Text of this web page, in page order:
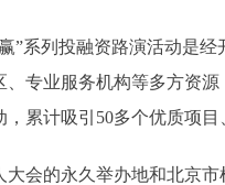
列投融资路演活动是经
、专业服务机构等多方资
累计吸引50多个优质项
的永久举办地和北京市